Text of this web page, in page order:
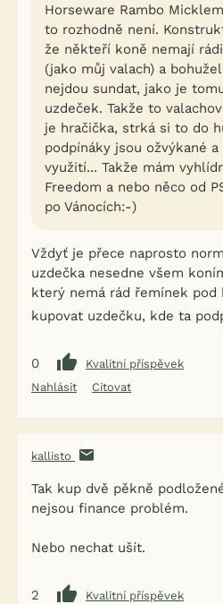
Horseware Rambo
to rozhodně není.
že někteří koně nemají
(jako můj valach) a
nejdou sundat, jako je
uzdeček. Takže to
je hračička, strká si to do
podpínáky jsou ožvýkané
využití... Takže mám
Freedom a nebo něco od
po Vánocích:-)
Vždyť je přece naprosto
uzdečka nesedne všem
který nemá rád řemínek pod
kupovat uzdečku, kde ta
0
Kvalitní příspěvek
Nahlásit
Citovat
kallisto
Tak kup dvě pěkně
nejsou finance problém.
Nebo nechat ušít.
2
Kvalitní příspěvek